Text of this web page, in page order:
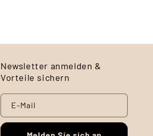
Newsletter anmelden &
Vorteile sichern
E-Mail